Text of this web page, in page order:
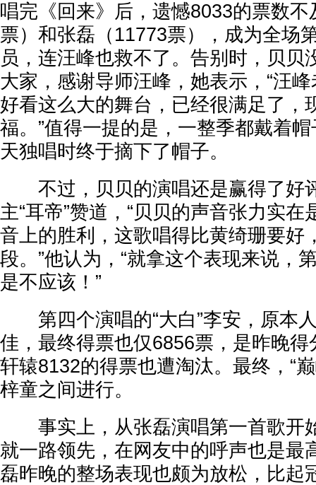
唱完《回来》后，遗憾8033的票数
票）和张磊（11773票），成为全场
员，连汪峰也救不了。告别时，贝贝
大家，感谢导师汪峰，她表示，“汪
好看这么大的舞台，已经很满足了，
福。”值得一提的是，一整季都戴着
天独唱时终于摘下了帽子。
不过，贝贝的演唱还是赢得了好
主“耳帝”赞道，“贝贝的声音张力实
音上的胜利，这歌唱得比黄绮珊要好
段。”他认为，“就拿这个表现来说，
是不应该！”
第四个演唱的“大白”李安，原本
佳，最终得票也仅6856票，是昨晚
轩辕8132的得票也遭淘汰。最终，“
梓童之间进行。
事实上，从张磊演唱第一首歌开
就一路领先，在网友中的呼声也是最
磊昨晚的整场表现也颇为放松，比起